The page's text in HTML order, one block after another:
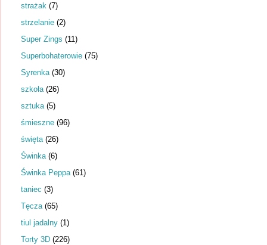
strażak (7)
strzelanie (2)
Super Zings (11)
Superbohaterowie (75)
Syrenka (30)
szkoła (26)
sztuka (5)
śmieszne (96)
święta (26)
Świnka (6)
Świnka Peppa (61)
taniec (3)
Tęcza (65)
tiul jadalny (1)
Torty 3D (226)